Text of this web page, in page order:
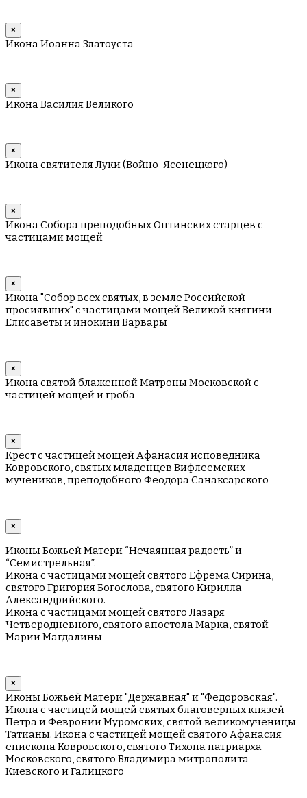
×
Икона Иоанна Златоуста
×
Икона Василия Великого
×
Икона святителя Луки (Войно-Ясенецкого)
×
Икона Собора преподобных Оптинских старцев с
частицами мощей
×
Икона "Собор всех святых, в земле Российской
просиявших" с частицами мощей Великой княгини
Елисаветы и инокини Варвары
×
Икона святой блаженной Матроны Московской с
частицей мощей и гроба
×
Крест с частицей мощей Афанасия исповедника
Ковровского, святых младенцев Вифлеемских
мучеников, преподобного Феодора Санаксарского
×
Иконы Божьей Матери “Нечаянная радость” и
“Семистрельная”.
Икона с частицами мощей святого Ефрема Сирина,
святого Григория Богослова, святого Кирилла
Александрийского.
Икона с частицами мощей святого Лазаря
Четверодневного, святого апостола Марка, святой
Марии Магдалины
×
Иконы Божьей Матери "Державная" и "Федоровская".
Икона с частицей мощей святых благоверных князей
Петра и Февронии Муромских, святой великомученицы
Татианы. Икона с частицей мощей святого Афанасия
епископа Ковровского, святого Тихона патриарха
Московского, святого Владимира митрополита
Киевского и Галицкого